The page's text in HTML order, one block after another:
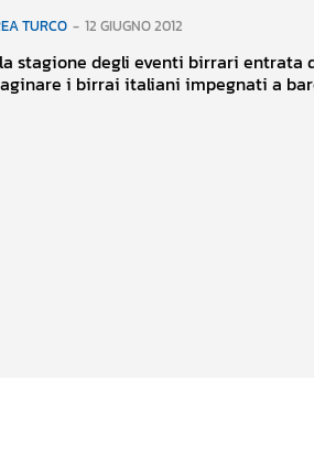
TURCO - 12 GIUGNO 2012
stagione degli eventi birrari entrata
i birrai italiani impegnati a